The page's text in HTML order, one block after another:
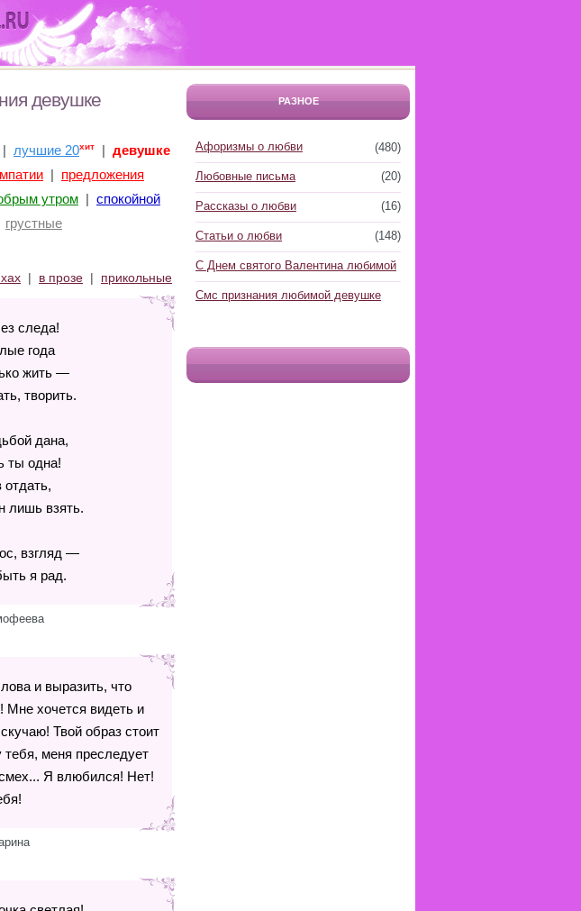
девушке
| лучшие 20хит | девушке
| предложения
утром | спокойной
грустные
| в прозе | прикольные
следа!
года
жить —
творить.
дана,
ты одна!
отдать,
лишь взять.
взгляд —
я рад.
и выразить, что
Мне хочется видеть и
Твой образ стоит
меня преследует
смех... Я влюбился! Нет!
РАЗНОЕ
(480)
Афоризмы о любви
(20)
Любовные письма
(16)
Рассказы о любви
(148)
Статьи о любви
С Днем святого Валентина любимой
Смс признания любимой девушке